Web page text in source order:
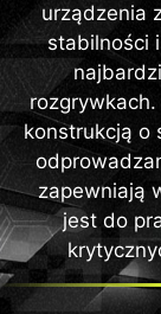
urządzenia
stabilności
konstrukcją o
zapewniają
jest do